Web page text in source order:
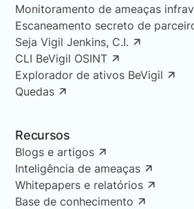
Monitoramento de ameaças
Escaneamento secreto de
Seja Vigil Jenkins, C.I.
CLI BeVigil OSINT
Explorador de ativos BeVigil
Quedas
Recursos
Blogs e artigos
Inteligência de ameaças
Whitepapers e relatórios
Base de conhecimento